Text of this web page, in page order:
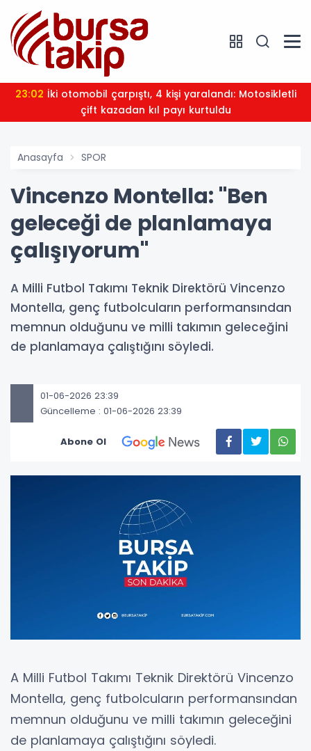
23:02
çift kazadan kıl payı kurtuldu
Anasayfa SPOR
Vincenzo Montella: "Ben
geleceği de planlamaya
çalışıyorum"
A Milli Futbol Takımı Teknik Direktörü Vincenzo
Montella, genç futbolcuların performansından
memnun olduğunu ve milli takımın geleceğini
de planlamaya çalıştığını söyledi.
01-06-2026 23:39
Güncelleme : 01-06-2026 23:39
Abone Ol
A Milli Futbol Takımı Teknik Direktörü Vincenzo
Montella, genç futbolcuların performansından
memnun olduğunu ve milli takımın geleceğini
de planlamaya çalıştığını söyledi.